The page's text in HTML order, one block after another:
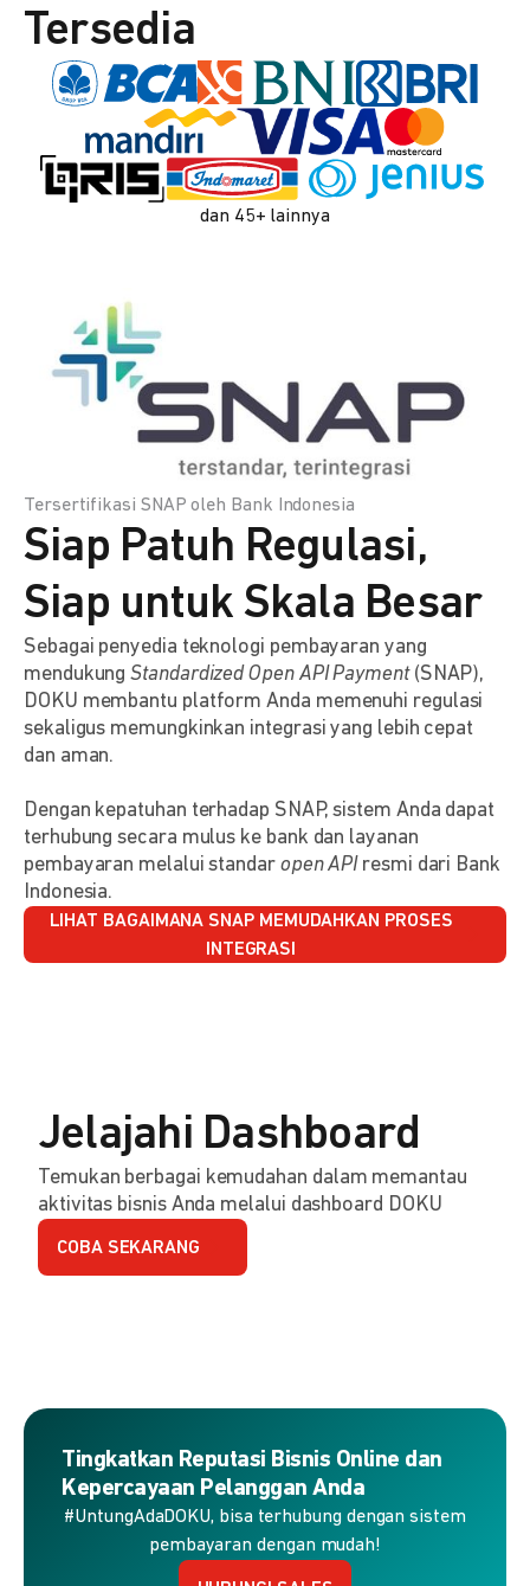
Tersedia
dan 45+ lainnya
Tersertifikasi SNAP oleh Bank Indonesia
Siap Patuh Regulasi,
Siap untuk Skala Besar
Sebagai penyedia teknologi pembayaran yang
mendukungStandardized Open API Payment(SNAP),
DOKU membantu platform Anda memenuhi regulasi
sekaligus memungkinkan integrasi yang lebih cepat
dan aman.
Dengan kepatuhan terhadap SNAP, sistem Anda dapat
terhubung secara mulus ke bank dan layanan
pembayaran melalui standar open APIresmi dari Bank
Indonesia.
LIHAT BAGAIMANA SNAP MEMUDAHKAN PROSES
INTEGRASI
Jelajahi Dashboard
Temukan berbagai kemudahan dalam memantau
aktivitas bisnis Anda melalui dashboard DOKU
COBA SEKARANG
Tingkatkan Reputasi Bisnis Online dan
Kepercayaan Pelanggan Anda
#UntungAdaDOKU, bisa terhubung dengan sistem
pembayaran dengan mudah!